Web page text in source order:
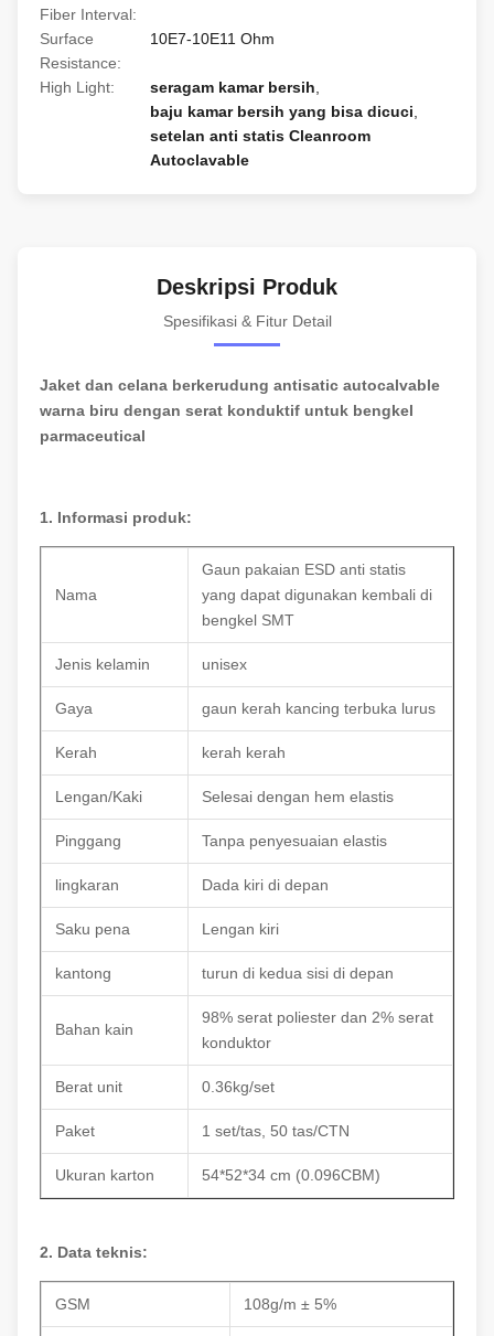
Fiber Interval:
Surface
Resistance:
10E7-10E11 Ohm
High Light: seragam kamar bersih
baju kamar bersih yang bisa dicuci
setelan anti statis Cleanroom
Autoclavable
Deskripsi Produk
Spesifikasi & Fitur Detail
Jaket dan celana berkerudung antisatic autocalvable
warna biru dengan serat konduktif untuk bengkel
parmaceutical
1. Informasi produk:
Nama
Gaun pakaian ESD anti statis
yang dapat digunakan kembali di
bengkel SMT
Jenis kelamin unisex
Gaya gaun kerah kancing terbuka lurus
Kerah kerah kerah
Lengan/Kaki Selesai dengan hem elastis
Pinggang Tanpa penyesuaian elastis
lingkaran Dada kiri di depan
Saku pena Lengan kiri
kantong turun di kedua sisi di depan
Bahan kain
98% serat poliester dan 2% serat
konduktor
Berat unit 0.36kg/set
Paket 1 set/tas, 50 tas/CTN
Ukuran karton 54*52*34 cm (0.096CBM)
2. Data teknis:
GSM 108g/m ± 5%